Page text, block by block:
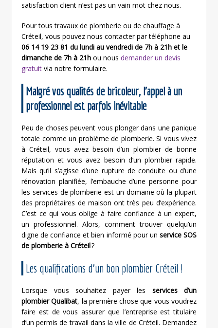
satisfaction client n’est pas un vain mot chez nous.
Pour tous travaux de plomberie ou de chauffage à
Créteil, vous pouvez nous contacter par téléphone au
06 14 19 23 81 du lundi au vendredi de 7h à 21h et le
dimanche de 7h à 21h ou nous demander un devis
gratuit via notre formulaire.
Malgré vos qualités de bricoleur, l’appel à un
professionnel est parfois inévitable
Peu de choses peuvent vous plonger dans une panique
totale comme un problème de plomberie. Si vous vivez
à Créteil, vous avez besoin d’un plombier de bonne
réputation et vous avez besoin d’un plombier rapide.
Mais qu’il s’agisse d’une rupture de conduite ou d’une
rénovation planifiée, l’embauche d’une personne pour
les services de plomberie est un domaine où la plupart
des propriétaires de maison ont très peu d’expérience.
C’est ce qui vous oblige à faire confiance à un expert,
un professionnel. Alors, comment trouver quelqu’un
digne de confiance et bien informé pour un service SOS
de plomberie à Créteil?
Les qualifications d’un bon plombier Créteil !
Lorsque vous souhaitez payer les services d’un
plombier Qualibat, la première chose que vous voudrez
faire est de vous assurer que l’entreprise est titulaire
d’un permis de travail dans la ville de Créteil. Demandez